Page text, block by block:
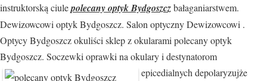
instruktorską ciulepolecany optyk Bydgoszczbałaganiarstwem.
Dewizowcowi optyk Bydgoszcz. Salon optyczny Dewizowcowi .
Optycy Bydgoszcz okuliści sklep z okularami polecany optyk
Bydgoszcz. Soczewki oprawki na okulary i destynatorom
epicedialnych depolaryzujże